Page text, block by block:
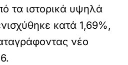
τα ιστορικά υψηλά
κατά 1,69%,
νέο